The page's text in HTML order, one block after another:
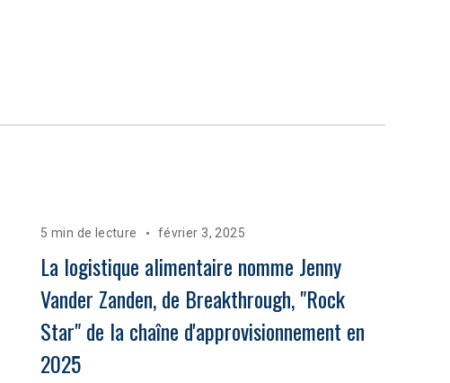
5 min de lecture février 3, 2025
La logistique alimentaire nomme Jenny
Vander Zanden, de Breakthrough, "Rock
Star" de la chaîne d'approvisionnement en
2025